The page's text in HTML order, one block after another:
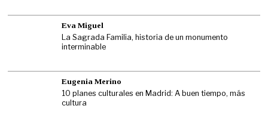
Eva Miguel
La Sagrada Familia, historia de un monumento
interminable
Eugenia Merino
10 planes culturales en Madrid: A buen tiempo, más
cultura